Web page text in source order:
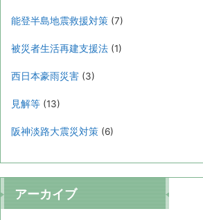
能登半島地震救援対策 (7)
被災者生活再建支援法 (1)
西日本豪雨災害 (3)
見解等 (13)
阪神淡路大震災対策 (6)
アーカイブ